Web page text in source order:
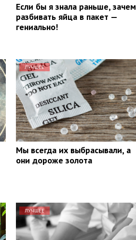
Если бы я знала раньше, зачем
разбивать яйца в пакет —
гениально!
ЛУЧШЕЕ
Мы всегда их выбрасывали, а
они дороже золота
ЛУЧШЕЕ